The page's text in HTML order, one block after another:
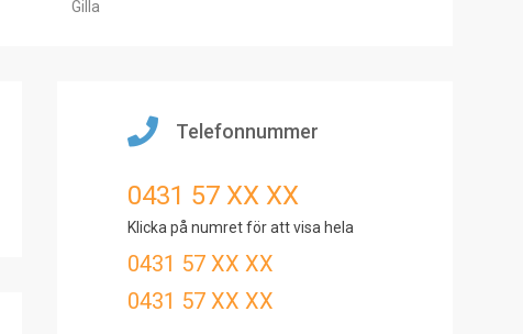
Gilla
Telefonnummer
0431 57 XX XX
Klicka på numret för att visa hela
0431 57 XX XX
0431 57 XX XX